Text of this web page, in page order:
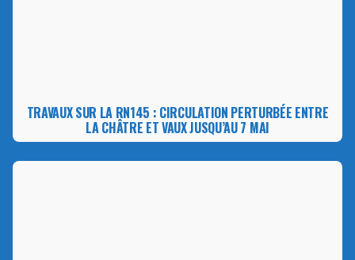
TRAVAUX SUR LA RN145 : CIRCULATION PERTURBÉE ENTRE
LA CHÂTRE ET VAUX JUSQU’AU 7 MAI